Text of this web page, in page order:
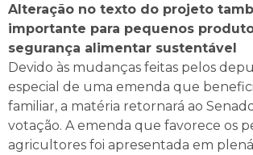
Alteração no texto do projeto
importante para pequenos
segurança alimentar sustentável
Devido às mudanças feitas pelos
especial de uma emenda que
familiar, a matéria retornará ao
votação. A emenda que favorece os
agricultores foi apresentada em